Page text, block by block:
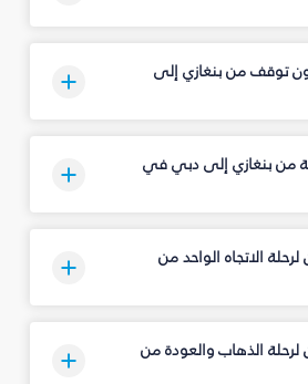
توقف من بنغازي إلى
من بنغازي إلى دبي في
الاتجاه الواحد من
لرحلة الذهاب والعودة من